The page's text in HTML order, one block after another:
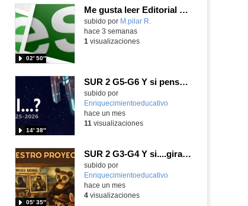
Me gusta leer Editorial Random
Contenido educativo.
subido por M.pilar R.
02′ 50″
hace 3 semanas
1 visualizaciones
SUR 2 G5-G6 Y si pensamos
Contenido educativo.
subido por
Enriquecimientoeducativo
14′ 38″
-
hace un mes
11 visualizaciones
SUR 2 G3-G4 Y si....giramos el cuadro
Contenido educativo.
subido por
Enriquecimientoeducativo
05′ 35″
-
hace un mes
4visualizaciones